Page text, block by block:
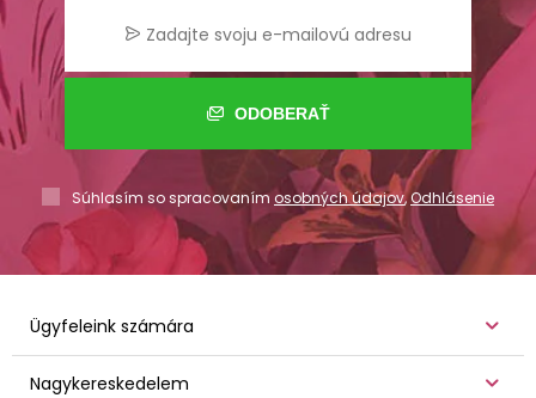
ODOBERAŤ
Súhlasím so spracovaním osobných údajov,Odhlásenie
Ügyfeleink számára
Nagykereskedelem